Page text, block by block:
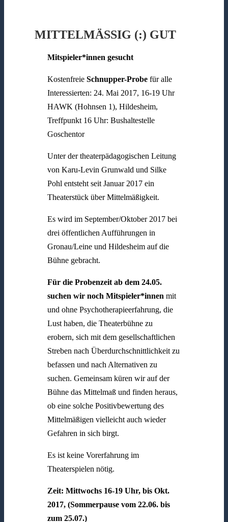
MITTELMÄSSIG (:) GUT
Mitspieler*innen gesucht
Kostenfreie Schnupper-Probefür alle
Interessierten: 24. Mai 2017, 16-19 Uhr
HAWK (Hohnsen 1), Hildesheim,
Treffpunkt 16 Uhr: Bushaltestelle
Goschentor
Unter der theaterpädagogischen Leitung
von Karu-Levin Grunwald und Silke
Pohl entsteht seit Januar 2017 ein
Theaterstück über Mittelmäßigkeit.
Es wird im September/Oktober 2017 bei
drei öffentlichen Aufführungen in
Gronau/Leine und Hildesheim auf die
Bühne gebracht.
Für die Probenzeit ab dem 24.05.
suchen wir noch Mitspieler*innen mit
und ohne Psychotherapieerfahrung, die
Lust haben, die Theaterbühne zu
erobern, sich mit dem gesellschaftlichen
Streben nach Überdurchschnittlichkeit zu
befassen und nach Alternativen zu
suchen. Gemeinsam küren wir auf der
Bühne das Mittelmaß und finden heraus,
ob eine solche Positivbewertung des
Mittelmäßigen vielleicht auch wieder
Gefahren in sich birgt.
Es ist keine Vorerfahrung im
Theaterspielen nötig.
Zeit: Mittwochs 16-19 Uhr, bis Okt.
2017, (Sommerpause vom 22.06. bis
zum 25.07.)